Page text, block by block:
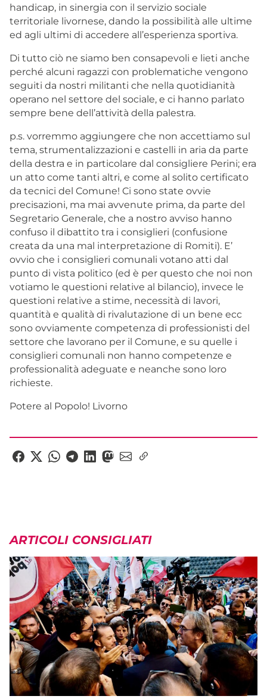
handicap, in sinergia con il servizio sociale
territoriale livornese, dando la possibilità alle ultime
ed agli ultimi di accedere all’esperienza sportiva.
Di tutto ciò ne siamo ben consapevoli e lieti anche
perché alcuni ragazzi con problematiche vengono
seguiti da nostri militanti che nella quotidianità
operano nel settore del sociale, e ci hanno parlato
sempre bene dell’attività della palestra.
p.s. vorremmo aggiungere che non accettiamo sul
tema, strumentalizzazioni e castelli in aria da parte
della destra e in particolare dal consigliere Perini; era
un atto come tanti altri, e come al solito certificato
da tecnici del Comune! Ci sono state ovvie
precisazioni, ma mai avvenute prima, da parte del
Segretario Generale, che a nostro avviso hanno
confuso il dibattito tra i consiglieri (confusione
creata da una mal interpretazione di Romiti). E’
ovvio che i consiglieri comunali votano atti dal
punto di vista politico (ed è per questo che noi non
votiamo le questioni relative al bilancio), invece le
questioni relative a stime, necessità di lavori,
quantità e qualità di rivalutazione di un bene ecc
sono ovviamente competenza di professionisti del
settore che lavorano per il Comune, e su quelle i
consiglieri comunali non hanno competenze e
professionalità adeguate e neanche sono loro
richieste.
Potere al Popolo! Livorno
ARTICOLI CONSIGLIATI